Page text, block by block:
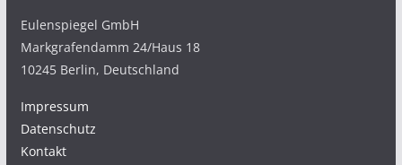
Eulenspiegel GmbH
Markgrafendamm 24/Haus 18
10245 Berlin, Deutschland
Impressum
Datenschutz
Kontakt